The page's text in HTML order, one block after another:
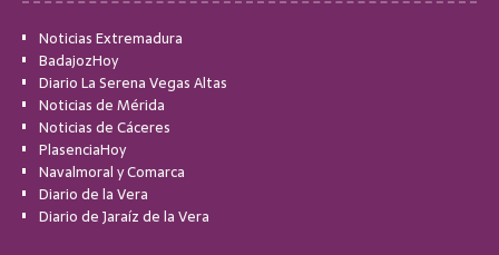
Noticias Extremadura
BadajozHoy
Diario La Serena Vegas Altas
Noticias de Mérida
Noticias de Cáceres
PlasenciaHoy
Navalmoral y Comarca
Diario de la Vera
Diario de Jaraíz de la Vera